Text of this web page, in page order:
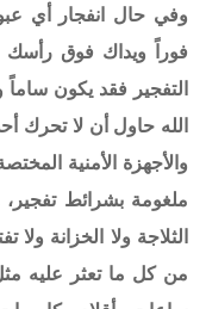
وفي حال انفجار أي
فوراً ويداك فوق رأسك
التفجير فقد يكون
الله حاول أن لا تحرك
والأجهزة الأمنية
ملغومة بشرائط
الثلاجة ولا الخزانة
من كل ما تعثر عليه